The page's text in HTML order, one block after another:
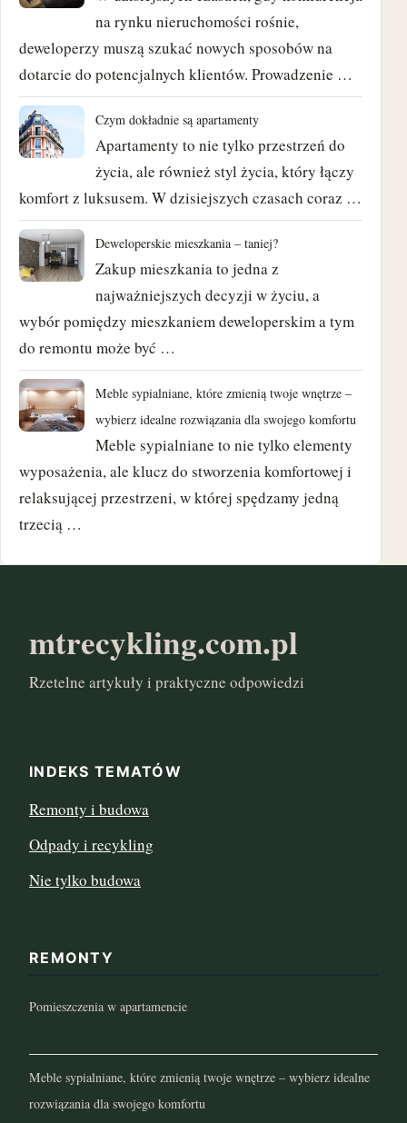
czerwiec 2018
maj 2018
kwiecień 2018
marzec 2018
luty 2018
styczeń 2018
grudzień 2017
październik 2017
sierpień 2017
czerwiec 2017
na rynku nieruchomości rośnie,
deweloperzy muszą szukać nowych sposobów na
dotarcie do potencjalnych klientów. Prowadzenie …
Czym dokładnie są apartamenty
Apartamenty to nie tylko przestrzeń do
życia, ale również styl życia, który łączy
komfort z luksusem. W dzisiejszych czasach coraz …
Deweloperskie mieszkania – taniej?
Zakup mieszkania to jedna z
najważniejszych decyzji w życiu, a
wybór pomiędzy mieszkaniem deweloperskim a tym
do remontu może być …
Meble sypialniane, które zmienią twoje wnętrze –
wybierz idealne rozwiązania dla swojego komfortu
Meble sypialniane to nie tylko elementy
wyposażenia, ale klucz do stworzenia komfortowej i
relaksującej przestrzeni, w której spędzamy jedną
trzecią …
mtrecykling.com.pl
Rzetelne artykuły i praktyczne odpowiedzi
INDEKS TEMATÓW
Remonty i budowa
Odpady i recykling
Nie tylko budowa
REMONTY
Pomieszczenia w apartamencie
Meble sypialniane, które zmienią twoje wnętrze – wybierz idealne
rozwiązania dla swojego komfortu